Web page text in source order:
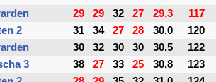
29 29 32 27 29,3 117
2 31 34 27 28 30,0 120
30 32 30 30 30,5 122
3 38 27 33 25 30,8 123